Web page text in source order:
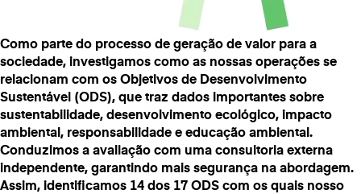
Como parte do processo de geração de valor para a
sociedade, investigamos como as nossas operações se
relacionam com os Objetivos de Desenvolvimento
Sustentável (ODS), que traz dados importantes sobre
sustentabilidade, desenvolvimento ecológico, impacto
ambiental, responsabilidade e educação ambiental.
Conduzimos a avaliação com uma consultoria externa
independente, garantindo mais segurança na abordagem.
Assim, identificamos 14 dos 17 ODS com os quais nosso